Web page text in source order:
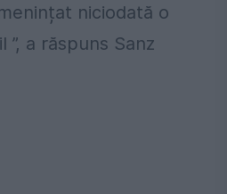
niciodată o
a răspuns Sanz